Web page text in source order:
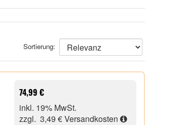
Sortierung:
74,99 €
inkl. 19% MwSt.
zzgl. 3,49 €Versandkosten